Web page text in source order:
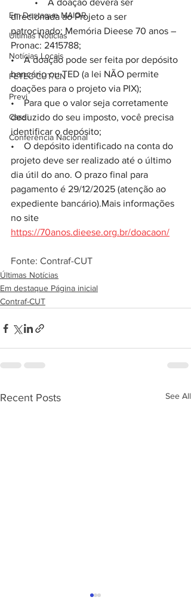
Em Destaque MAIOR
Últimas Notícias
Notícias Locais
FETEC-CUT/CN
Previ
Cassi
Conferência Nacional
direcionada ao Projeto a ser
patrocinado: Memória Dieese 70 anos –
Pronac: 2415788;
•    A doação pode ser feita por depósito
bancário ou TED (a lei NÃO permite
doações para o projeto via PIX);
•    Para que o valor seja corretamente
deduzido do seu imposto, você precisa
identificar o depósito;
•    O depósito identificado na conta do
projeto deve ser realizado até o último
dia útil do ano. O prazo final para
pagamento é 29/12/2025 (atenção ao
expediente bancário).Mais informações
no site
https://70anos.dieese.org.br/doacaon/
Fonte: Contraf-CUT
Últimas Notícias
Em destaque Página inicial
Contraf-CUT
Recent Posts See All